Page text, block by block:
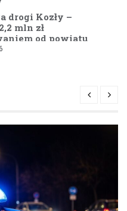
drogi Kozły –
mln zł
od powiatu